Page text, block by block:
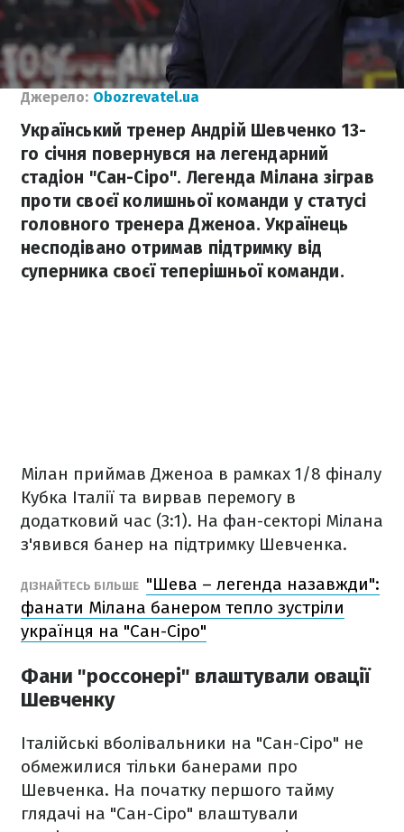
Джерело: Obozrevatel.ua
Український тренер Андрій Шевченко 13-
го січня повернувся на легендарний
стадіон "Сан-Сіро". Легенда Мілана зіграв
проти своєї колишньої команди у статусі
головного тренера Дженоа. Українець
несподівано отримав підтримку від
суперника своєї теперішньої команди.
Мілан приймав Дженоа в рамках 1/8 фіналу
Кубка Італії та вирвав перемогу в
додатковий час (3:1). На фан-секторі Мілана
з'явився банер на підтримку Шевченка.
ДІЗНАЙТЕСЬ БІЛЬШЕ "Шева – легенда назавжди":
фанати Мілана банером тепло зустріли
українця на "Сан-Сіро"
Фани "россонері" влаштували овації
Шевченку
Італійські вболівальники на "Сан-Сіро" не
обмежилися тільки банерами про
Шевченка. На початку першого тайму
глядачі на "Сан-Сіро" влаштували